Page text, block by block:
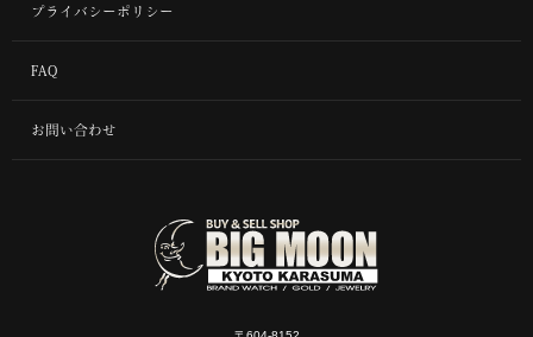
プライバシーポリシー
FAQ
お問い合わせ